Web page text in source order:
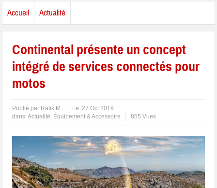
Accueil Actualité
Continental présente un concept
intégré de services connectés pour
motos
Publié par Rafik M. Le:27 Oct 2019
dans:Actualité, Équipement & Accessoire 855 Vues